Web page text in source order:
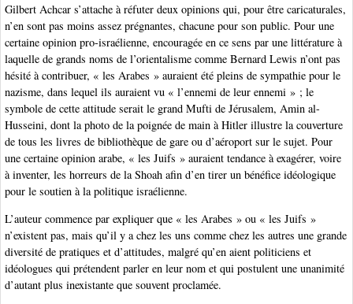
Gilbert Achcar s’attache à réfuter deux opinions qui, pour être caricaturales,
n’en sont pas moins assez prégnantes, chacune pour son public. Pour une
certaine opinion pro-israélienne, encouragée en ce sens par une littérature à
laquelle de grands noms de l’orientalisme comme Bernard Lewis n’ont pas
hésité à contribuer, « les Arabes » auraient été pleins de sympathie pour le
nazisme, dans lequel ils auraient vu « l’ennemi de leur ennemi » ; le
symbole de cette attitude serait le grand Mufti de Jérusalem, Amin al-
Husseini, dont la photo de la poignée de main à Hitler illustre la couverture
de tous les livres de bibliothèque de gare ou d’aéroport sur le sujet. Pour
une certaine opinion arabe, « les Juifs » auraient tendance à exagérer, voire
à inventer, les horreurs de la Shoah afin d’en tirer un bénéfice idéologique
pour le soutien à la politique israélienne.
L’auteur commence par expliquer que « les Arabes » ou « les Juifs »
n’existent pas, mais qu’il y a chez les uns comme chez les autres une grande
diversité de pratiques et d’attitudes, malgré qu’en aient politiciens et
idéologues qui prétendent parler en leur nom et qui postulent une unanimité
d’autant plus inexistante que souvent proclamée.